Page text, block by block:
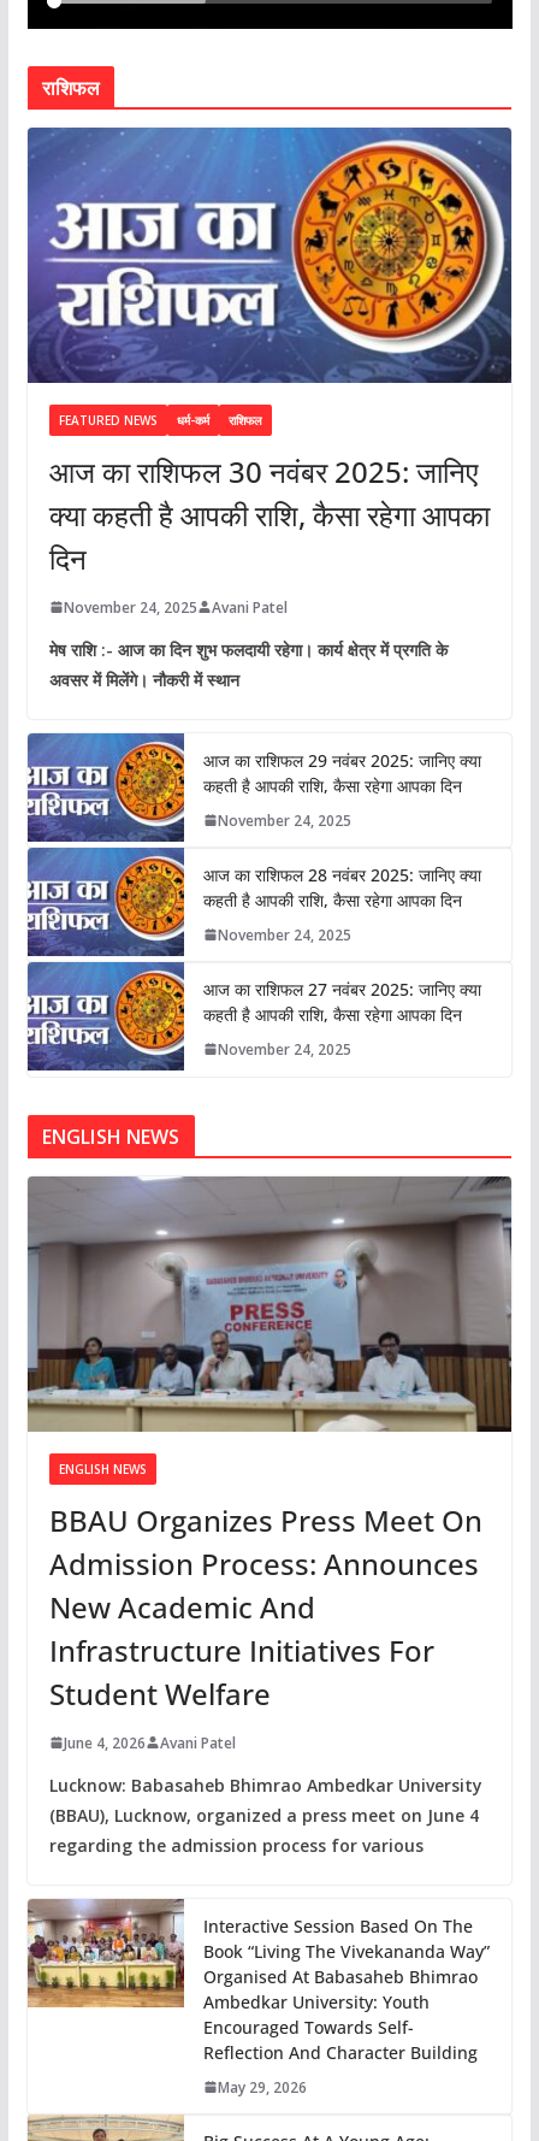
राशिफल
FEATURED NEWS धर्म-कर्म राशिफल
आज का राशिफल 30 नवंबर 2025: जानिए
क्या कहती है आपकी राशि, कैसा रहेगा आपका
दिन
November 24, 2025 Avani Patel
मेष राशि :- आज का दिन शुभ फलदायी रहेगा। कार्य क्षेत्र में प्रगति के
अवसर में मिलेंगे। नौकरी में स्थान
आज का राशिफल 29 नवंबर 2025: जानिए क्या
कहती है आपकी राशि, कैसा रहेगा आपका दिन
November 24, 2025
आज का राशिफल 28 नवंबर 2025: जानिए क्या
कहती है आपकी राशि, कैसा रहेगा आपका दिन
November 24, 2025
आज का राशिफल 27 नवंबर 2025: जानिए क्या
कहती है आपकी राशि, कैसा रहेगा आपका दिन
November 24, 2025
ENGLISH NEWS
ENGLISH NEWS
BBAU Organizes Press Meet On
Admission Process: Announces
New Academic And
Infrastructure Initiatives For
Student Welfare
June 4, 2026 Avani Patel
Lucknow: Babasaheb Bhimrao Ambedkar University
(BBAU), Lucknow, organized a press meet on June 4
regarding the admission process for various
Interactive Session Based On The
Book “Living The Vivekananda Way”
Organised At Babasaheb Bhimrao
Ambedkar University: Youth
Encouraged Towards Self-
Reflection And Character Building
May 29, 2026